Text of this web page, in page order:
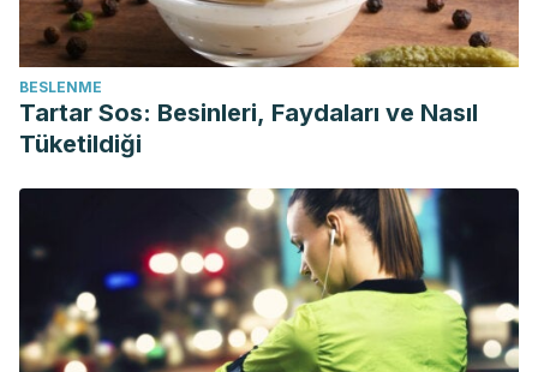
BESLENME
Tartar Sos: Besinleri, Faydaları ve Nasıl
Tüketildiği